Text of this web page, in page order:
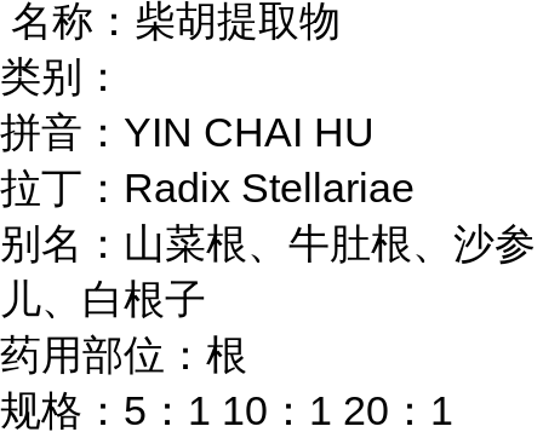
名称：柴胡提取物
类别：
拼音： YIN CHAI HU
拉丁： Radix Stellariae
别名：山菜根、牛肚根、沙参
儿、白根子
药用部位：根
规格： 5 ： 1 10 ： 1 20 ： 1